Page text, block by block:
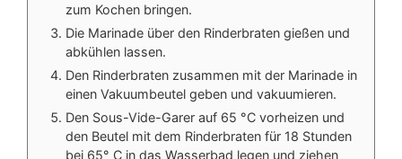
zum Kochen bringen.
Die Marinade über den Rinderbraten gießen und
abkühlen lassen.
Den Rinderbraten zusammen mit der Marinade in
einen Vakuumbeutel geben und vakuumieren.
Den Sous-Vide-Garer auf 65 °C vorheizen und
den Beutel mit dem Rinderbraten für 18 Stunden
bei 65° C in das Wasserbad legen und ziehen